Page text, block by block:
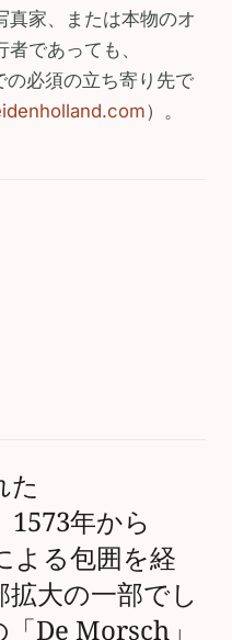
真家、または本物のオ
であっても、
必須の立ち寄り先で
）。
た
年から
よる包囲を経
大の一部でし
De Morsch」